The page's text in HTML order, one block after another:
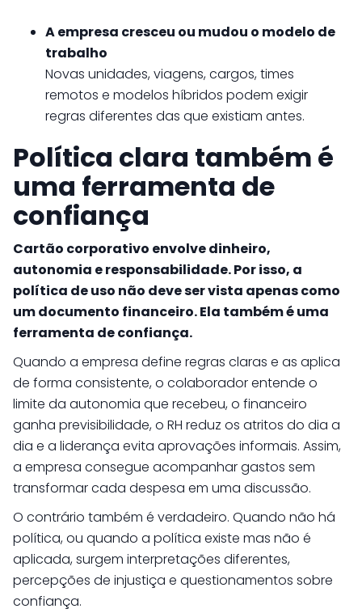
A empresa cresceu ou mudou o modelo de
trabalho
Novas unidades, viagens, cargos, times
remotos e modelos híbridos podem exigir
regras diferentes das que existiam antes.
Política clara também é
uma ferramenta de
confiança
Cartão corporativo envolve dinheiro,
autonomia e responsabilidade. Por isso, a
política de uso não deve ser vista apenas como
um documento financeiro. Ela também é uma
ferramenta de confiança.
Quando a empresa define regras claras e as aplica
de forma consistente, o colaborador entende o
limite da autonomia que recebeu, o financeiro
ganha previsibilidade, o RH reduz os atritos do dia a
dia e a liderança evita aprovações informais. Assim,
a empresa consegue acompanhar gastos sem
transformar cada despesa em uma discussão.
O contrário também é verdadeiro. Quando não há
política, ou quando a política existe mas não é
aplicada, surgem interpretações diferentes,
percepções de injustiça e questionamentos sobre
confiança.